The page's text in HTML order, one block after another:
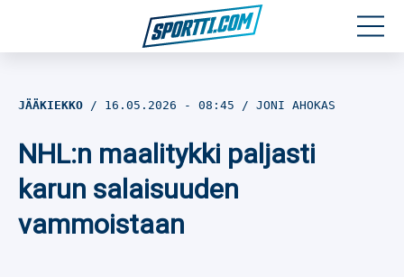
Jalkapallo
Yleisurheilu
JÄÄKIEKKO 16.05.2026 - 08:45 JONI AHOKAS
NHL:n maalitykki paljasti
karun salaisuuden
vammoistaan